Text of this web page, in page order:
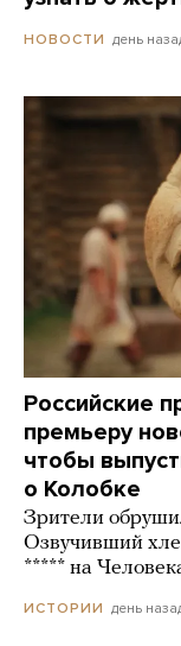
НОВОСТИ день
Российские
премьеру
чтобы
о Колобке
Зрители
Озвучивший
***** на
ИСТОРИИ день